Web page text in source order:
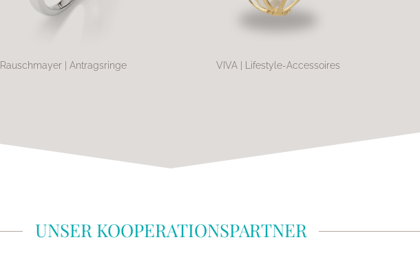
Rauschmayer | Antragsringe VIVA | Lifestyle-Accessoires
UNSER KOOPERATIONSPARTNER